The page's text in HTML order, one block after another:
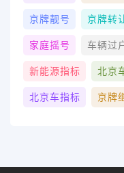
京牌靓号 京牌转
家庭摇号 车辆过
新能源指标 北京
北京车指标 京牌